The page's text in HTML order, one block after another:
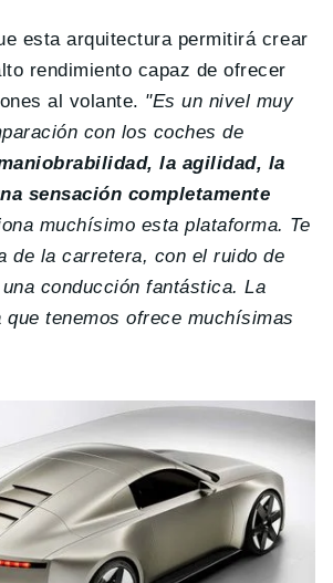
esta arquitectura permitirá crear
rendimiento capaz de ofrecer
al volante. "Es un nivel muy
con los coches de
la agilidad, la
sensación completamente
muchísimo esta plataforma. Te
de la carretera, con el ruido de
conducción fantástica. La
tenemos ofrece muchísimas